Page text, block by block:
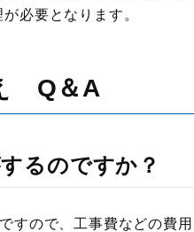
必要となります。
Q＆A
るのですか？
すので、工事費などの費